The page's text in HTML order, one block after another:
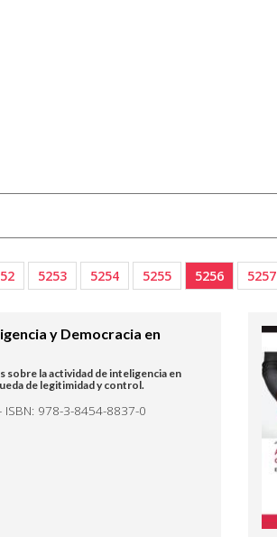
5253 5254 5255 5256 5257
y Democracia en
sobre la actividad de inteligencia en
de legitimidad y control.
978-3-8454-8837-0